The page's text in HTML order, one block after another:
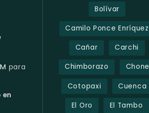
para
Bolívar
Camilo Ponce Enríquez
Cañar Carchi
Chimborazo Chone
Cotopaxi Cuenca
El Oro El Tambo